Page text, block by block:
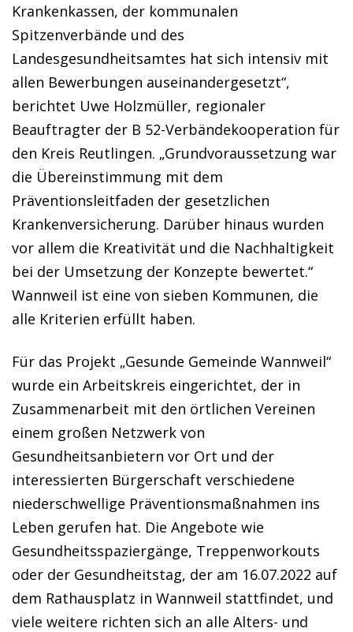
Krankenkassen, der kommunalen
Spitzenverbände und des
Landesgesundheitsamtes hat sich intensiv mit
allen Bewerbungen auseinandergesetzt“,
berichtet Uwe Holzmüller, regionaler
Beauftragter der B 52-Verbändekooperation für
den Kreis Reutlingen. „Grundvoraussetzung war
die Übereinstimmung mit dem
Präventionsleitfaden der gesetzlichen
Krankenversicherung. Darüber hinaus wurden
vor allem die Kreativität und die Nachhaltigkeit
bei der Umsetzung der Konzepte bewertet.“
Wannweil ist eine von sieben Kommunen, die
alle Kriterien erfüllt haben.
Für das Projekt „Gesunde Gemeinde Wannweil“
wurde ein Arbeitskreis eingerichtet, der in
Zusammenarbeit mit den örtlichen Vereinen
einem großen Netzwerk von
Gesundheitsanbietern vor Ort und der
interessierten Bürgerschaft verschiedene
niederschwellige Präventionsmaßnahmen ins
Leben gerufen hat. Die Angebote wie
Gesundheitsspaziergänge, Treppenworkouts
oder der Gesundheitstag, der am 16.07.2022 auf
dem Rathausplatz in Wannweil stattfindet, und
viele weitere richten sich an alle Alters- und